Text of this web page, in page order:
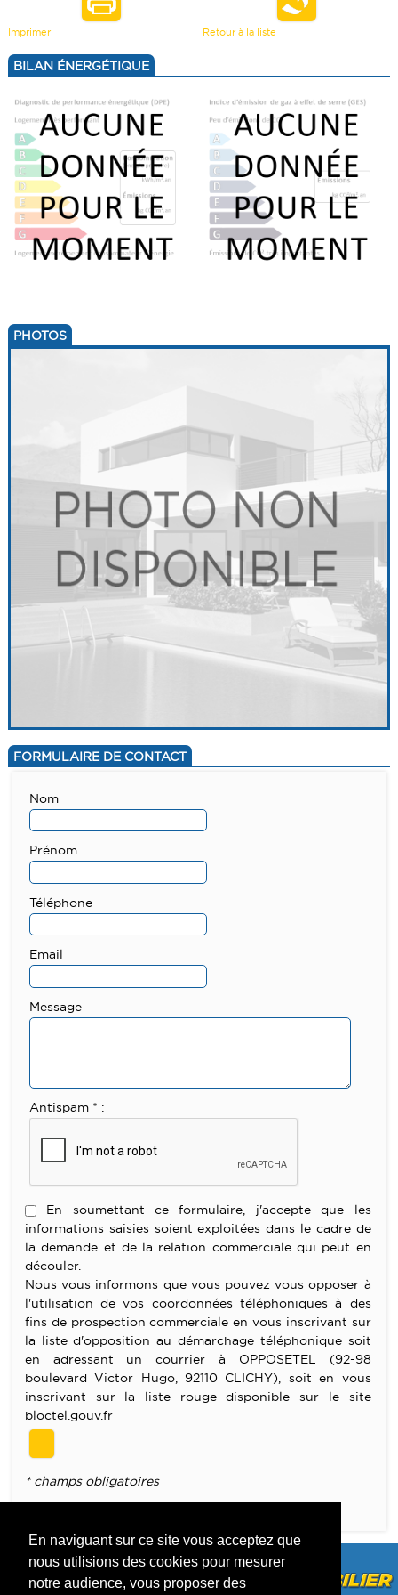
En naviguant sur ce site vous acceptez que
nous utilisions des cookies pour mesurer
notre audience, vous proposer des
TERRAINS
VENDRE UN BIEN
CALCULETTE
Imprimer Retour à la liste
BILAN ÉNERGÉTIQUE
PHOTOS
FORMULAIRE DE CONTACT
Nom
Prénom
Téléphone
Email
Message
Antispam * :
En soumettant ce formulaire, j'accepte que les
informations saisies soient exploitées dans le cadre de
la demande et de la relation commerciale qui peut en
découler.
Nous vous informons que vous pouvez vous opposer à
l'utilisation de vos coordonnées téléphoniques à des
fins de prospection commerciale en vous inscrivant sur
la liste d'opposition au démarchage téléphonique soit
en adressant un courrier à OPPOSETEL (92-98
boulevard Victor Hugo, 92110 CLICHY), soit en vous
inscrivant sur la liste rouge disponible sur le site
bloctel.gouv.fr
* champs obligatoires